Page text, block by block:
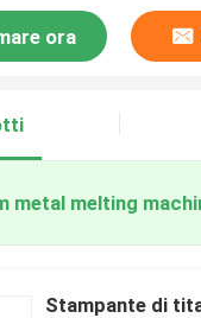
ora
Stampante di